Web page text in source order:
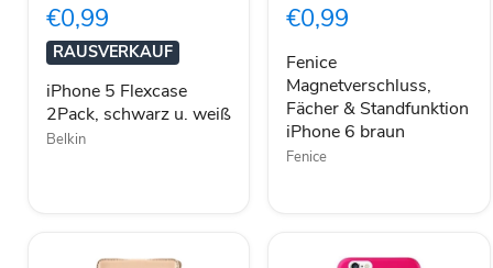
schwarz
u.
weiß
€0,99
RAUSVERKAUF
iPhone 5 Flexcase
2Pack, schwarz u. weiß
Belkin
Standfunktion
6
braun
€0,99
Fenice
Magnetverschluss,
Fächer & Standfunktion
iPhone 6 braun
Fenice